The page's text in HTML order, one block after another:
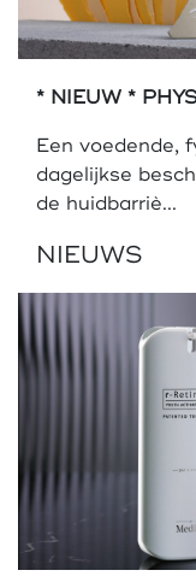
* NIEUW *
Een voedende,
dagelijkse
de huidbarriè...
NIEUWS